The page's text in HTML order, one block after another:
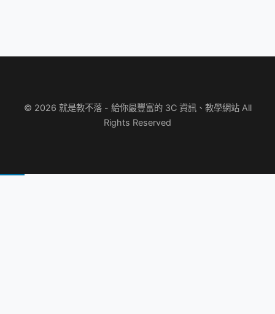
© 2026 就是教不落 - 給你最豐富的 3C 資訊、教學網站 All
Rights Reserved